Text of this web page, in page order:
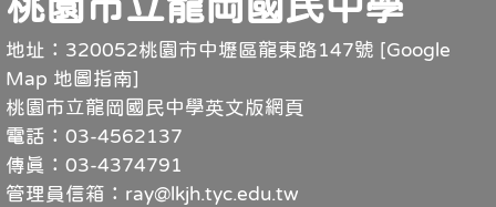
地址：320052桃園市中壢區龍東路147號 [Google
Map 地圖指南]
桃園市立龍岡國民中學英文版網頁
電話：03-4562137
傳真：03-4374791
管理員信箱：ray@lkjh.tyc.edu.tw